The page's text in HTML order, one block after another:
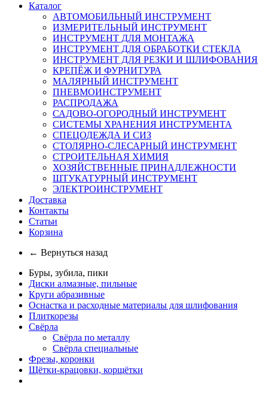
Каталог
АВТОМОБИЛЬНЫЙ ИНСТРУМЕНТ
ИЗМЕРИТЕЛЬНЫЙ ИНСТРУМЕНТ
ИНСТРУМЕНТ ДЛЯ МОНТАЖА
ИНСТРУМЕНТ ДЛЯ ОБРАБОТКИ СТЕКЛА
ИНСТРУМЕНТ ДЛЯ РЕЗКИ И ШЛИФОВАНИЯ
КРЕПЁЖ И ФУРНИТУРА
МАЛЯРНЫЙ ИНСТРУМЕНТ
ПНЕВМОИНСТРУМЕНТ
РАСПРОДАЖА
САДОВО-ОГОРОДНЫЙ ИНСТРУМЕНТ
СИСТЕМЫ ХРАНЕНИЯ ИНСТРУМЕНТА
СПЕЦОДЕЖДА И СИЗ
СТОЛЯРНО-СЛЕСАРНЫЙ ИНСТРУМЕНТ
СТРОИТЕЛЬНАЯ ХИМИЯ
ХОЗЯЙСТВЕННЫЕ ПРИНАДЛЕЖНОСТИ
ШТУКАТУРНЫЙ ИНСТРУМЕНТ
ЭЛЕКТРОИНСТРУМЕНТ
Доставка
Контакты
Статьи
Корзина
← Вернуться назад
Буры, зубила, пики
Диски алмазные, пильные
Круги абразивные
Оснастка и расходные материалы для шлифования
Плиткорезы
Свёрла
Свёрла по металлу
Свёрла специальные
Фрезы, коронки
Щётки-крацовки, корщётки